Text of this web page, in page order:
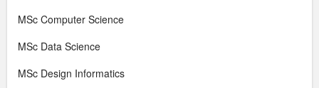
MSc Computer Science
MSc Data Science
MSc Design Informatics